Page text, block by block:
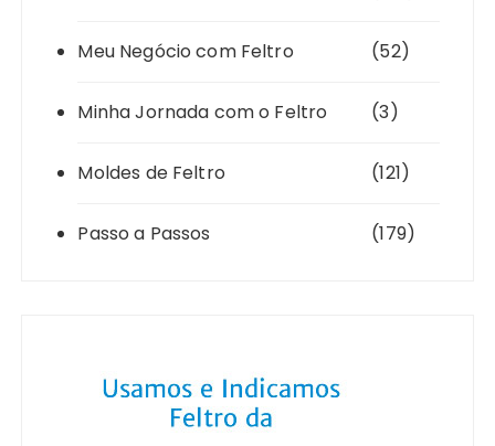
Meu Negócio com Feltro (52)
Minha Jornada com o Feltro (3)
Moldes de Feltro (121)
Passo a Passos (179)